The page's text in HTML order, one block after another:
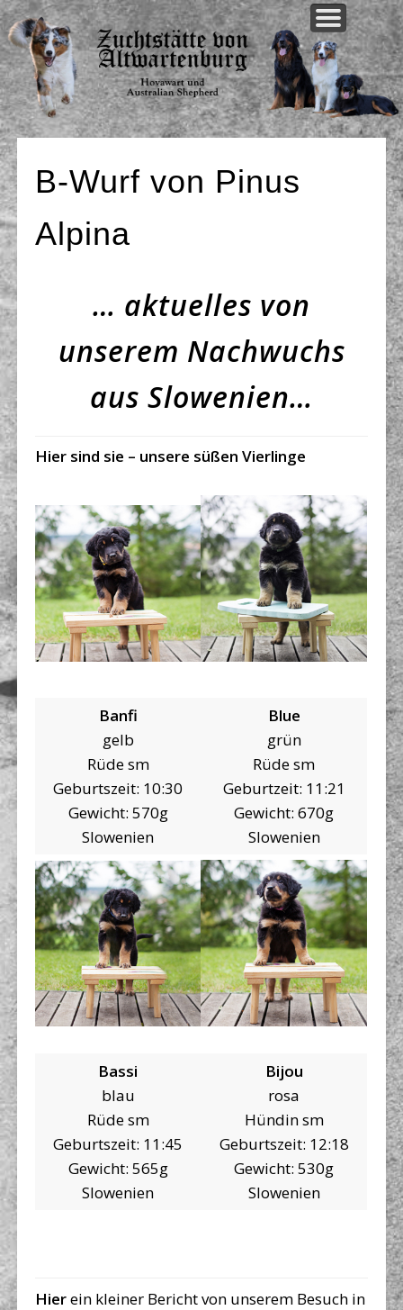
ÜBER UNS
AKTUELLES
UNSERE HUNDE
UNSERE ZUCHT
WELPEN AKTUELL
KONTAKT
B-Wurf von Pinus
Alpina
… aktuelles von
unserem Nachwuchs
aus Slowenien…
Hier sind sie – unsere süßen Vierlinge
Banfi
gelb
Rüde sm
Geburtszeit: 10:30
Gewicht: 570g
Slowenien
Blue
grün
Rüde sm
Geburtzeit: 11:21
Gewicht: 670g
Slowenien
Bassi
blau
Rüde sm
Geburtszeit: 11:45
Gewicht: 565g
Slowenien
Bijou
rosa
Hündin sm
Geburtszeit: 12:18
Gewicht: 530g
Slowenien
Hierein kleiner Bericht von unserem Besuch in